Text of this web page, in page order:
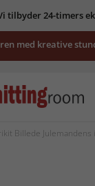
tilbyder 24-timers
med kreative
Billede